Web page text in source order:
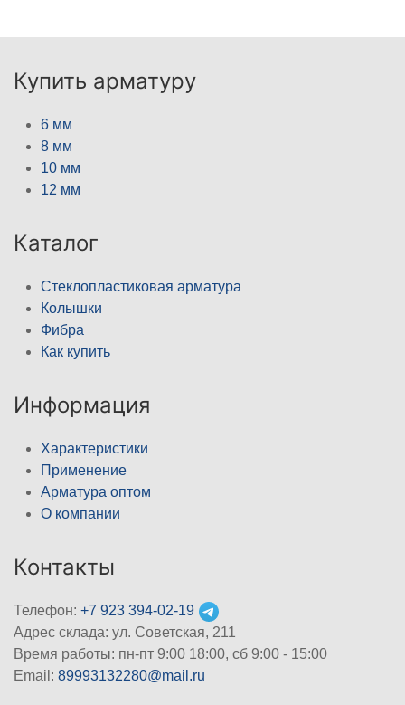
Купить арматуру
6 мм
8 мм
10 мм
12 мм
Каталог
Стеклопластиковая арматура
Колышки
Фибра
Как купить
Информация
Характеристики
Применение
Арматура оптом
О компании
Контакты
Телефон: +7 923 394-02-19
Адрес склада: ул. Советская, 211
Время работы: пн-пт 9:00 18:00, сб 9:00 - 15:00
Email: 89993132280@mail.ru